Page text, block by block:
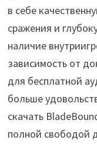
в себе
сражения и
наличие
зависимость от
для бесплатной
больше
скачать
полной свободой